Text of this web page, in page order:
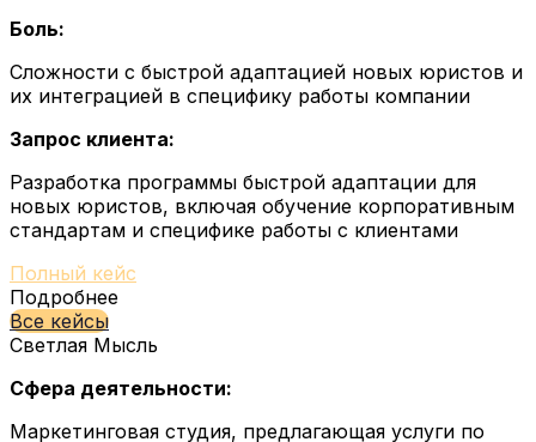
Боль:
Сложности с быстрой адаптацией новых юристов и
их интеграцией в специфику работы компании
Запрос клиента:
Разработка программы быстрой адаптации для
новых юристов, включая обучение корпоративным
стандартам и специфике работы с клиентами
Полный кейс
Подробнее
Все кейсы
Светлая Мысль
Сфера деятельности:
Маркетинговая студия, предлагающая услуги по